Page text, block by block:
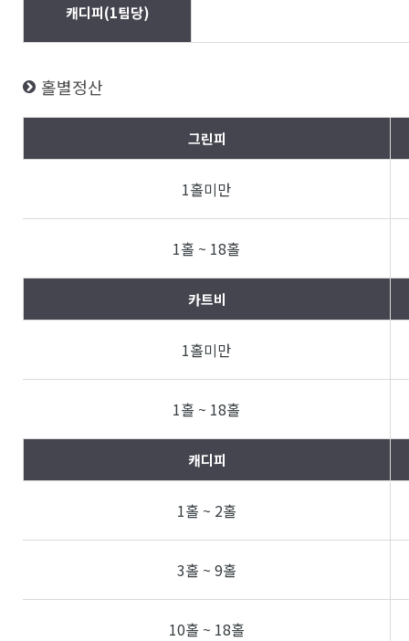
캐디피(1팀당)
홀별정산
그린피
1홀미만
1홀 ~ 18홀
카트비
1홀미만
1홀 ~ 18홀
캐디피
1홀 ~ 2홀
3홀 ~ 9홀
10홀 ~ 18홀